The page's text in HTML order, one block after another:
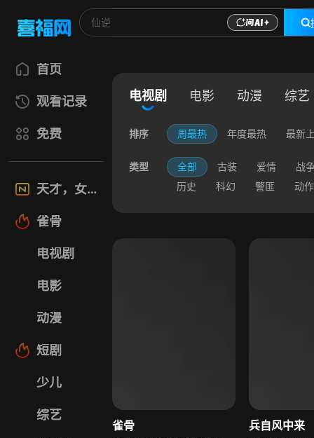
首页
观看记录
免费
天才，女友
雀骨
电视剧
电影
动漫
短剧
少儿
综艺
电视剧 电影 动漫 综艺
排序 周最热 年度最热 最新
类型 全部 古装 爱情
战
历史
科幻 警匪 动作
雀骨 兵自风中来